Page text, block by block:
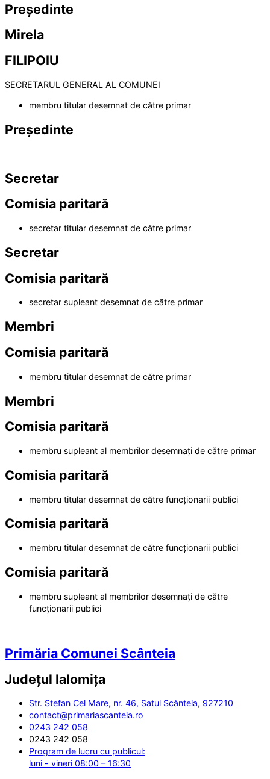
Președinte
Mirela
FILIPOIU
SECRETARUL GENERAL AL COMUNEI
membru titular desemnat de către primar
Președinte
Secretar
Comisia paritară
secretar titular desemnat de către primar
Secretar
Comisia paritară
secretar supleant desemnat de către primar
Membri
Comisia paritară
membru titular desemnat de către primar
Membri
Comisia paritară
membru supleant al membrilor desemnați de către primar
Comisia paritară
membru titular desemnat de către funcționarii publici
Comisia paritară
membru titular desemnat de către funcționarii publici
Comisia paritară
membru supleant al membrilor desemnați de către
funcționarii publici
Primăria Comunei Scânteia
Județul Ialomița
Str. Stefan Cel Mare, nr. 46, Satul Scânteia, 927210
contact@primariascanteia.ro
0243 242 058
0243 242 058
Program de lucru cu publicul:
luni - vineri 08:00 – 16:30